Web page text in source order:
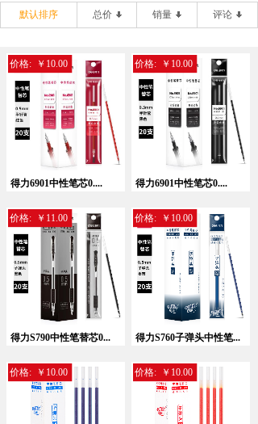
默认排序 总价 销量 评论
得力6901中性笔芯0....
价格: ￥10.00
得力6901中性笔芯0....
价格: ￥10.00
得力S790中性笔替芯0...
价格: ￥11.00
得力S760子弹头中性笔...
价格: ￥10.00
价格: ￥10.00 价格: ￥10.00
暂无相关记录！